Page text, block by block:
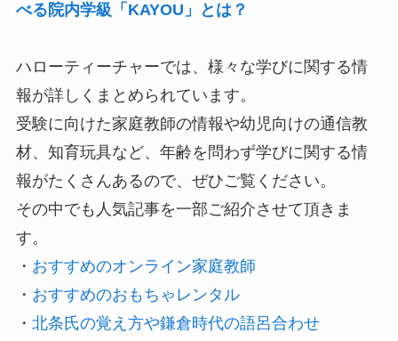
べる院内学級「KAYOU」とは？
ハローティーチャーでは、様々な学びに関する情
報が詳しくまとめられています。
受験に向けた家庭教師の情報や幼児向けの通信教
材、知育玩具など、年齢を問わず学びに関する情
報がたくさんあるので、ぜひご覧ください。
その中でも人気記事を一部ご紹介させて頂きま
す。
・ おすすめのオンライン家庭教師
・ おすすめのおもちゃレンタル
・ 北条氏の覚え方や鎌倉時代の語呂合わせ